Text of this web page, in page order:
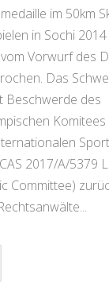
im 50km
in Sochi
Vorwurf des
Das
Beschwerde des
Komitees
2017/A/5379
Committee)